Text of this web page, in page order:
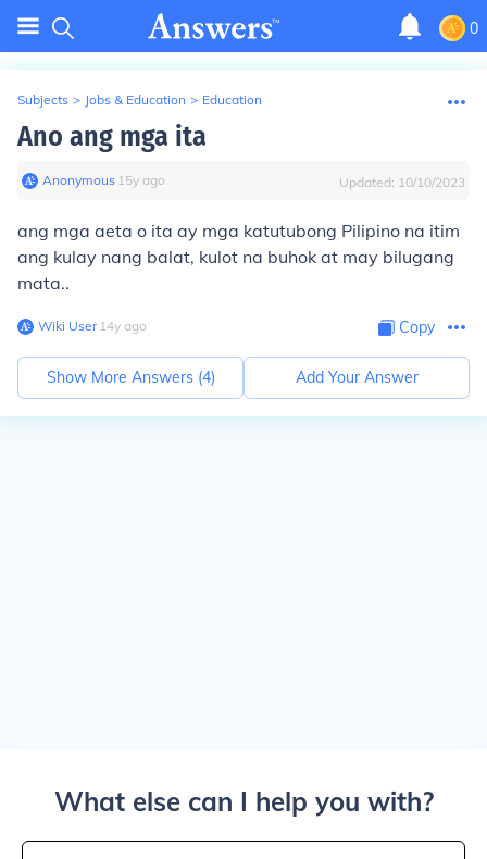
0
Subjects > Jobs & Education > Education
Ano ang mga ita
Anonymous∙ 15y ago Updated: 10/10/2023
ang mga aeta o ita ay mga katutubong Pilipino na itim
ang kulay nang balat, kulot na buhok at may bilugang
mata..
Wiki User∙14y ago Copy
Show More Answers (4) Add Your Answer
What else can I help you with?